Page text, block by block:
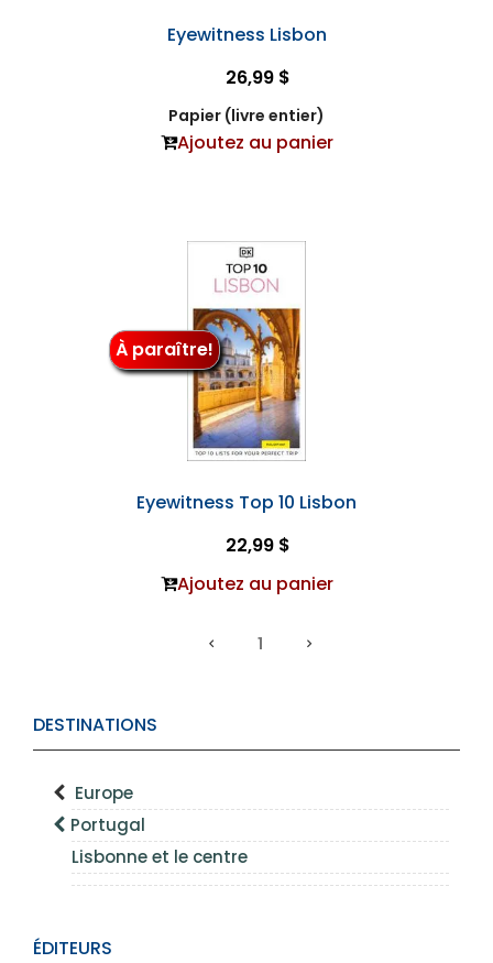
DESTINATIONS
Europe
Portugal
Lisbonne et le centre
ÉDITEURS
Eyewitness Lisbon
26,99 $
Papier (livre entier)
Ajoutez au panier
À paraître!
Eyewitness Top 10 Lisbon
22,99 $
Ajoutez au panier
1